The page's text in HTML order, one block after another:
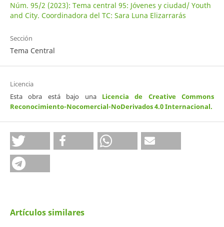
Núm. 95/2 (2023): Tema central 95: Jóvenes y ciudad/ Youth
and City. Coordinadora del TC: Sara Luna Elizarrarás
Sección
Tema Central
Licencia
Esta obra está bajo una Licencia de Creative Commons
Reconocimiento-Nocomercial-NoDerivados 4.0 Internacional.
Artículos similares